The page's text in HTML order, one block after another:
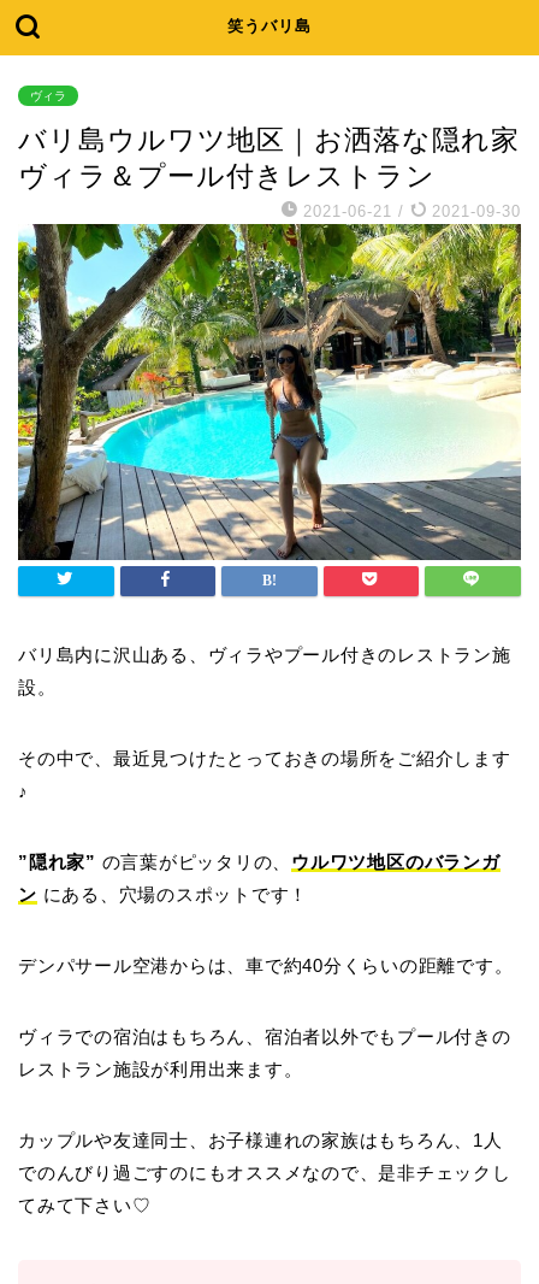
笑うバリ島
ヴィラ
バリ島ウルワツ地区｜お洒落な隠れ家
ヴィラ＆プール付きレストラン
2021-06-21 / 2021-09-30
バリ島内に沢山ある、ヴィラやプール付きのレストラン施
設。
その中で、最近見つけたとっておきの場所をご紹介します
♪
”隠れ家” の言葉がピッタリの、 ウルワツ地区のバランガ
ン にある、穴場のスポットです！
デンパサール空港からは、車で約40分くらいの距離です。
ヴィラでの宿泊はもちろん、宿泊者以外でもプール付きの
レストラン施設が利用出来ます。
カップルや友達同士、お子様連れの家族はもちろん、1人
でのんびり過ごすのにもオススメなので、是非チェックし
てみて下さい♡